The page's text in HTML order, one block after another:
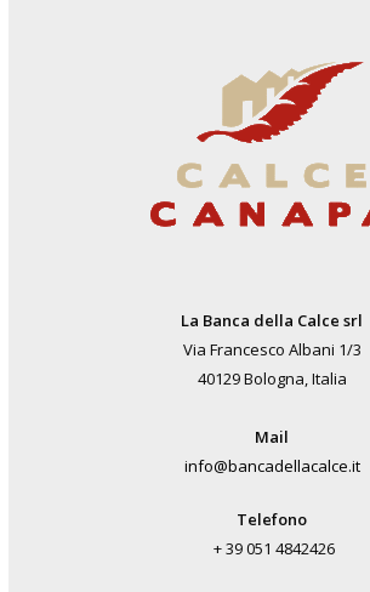
La Banca della Calce srl
Via Francesco Albani 1/3
40129 Bologna, Italia
Mail
info@bancadellacalce.it
Telefono
+ 39 051 4842426